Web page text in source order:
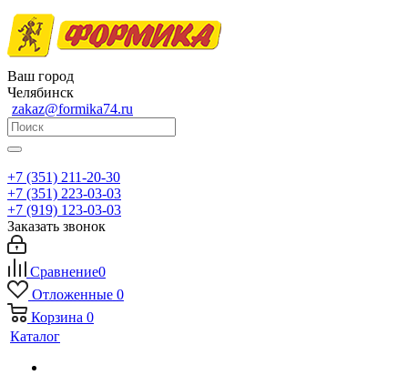
Ваш город
Челябинск
zakaz@formika74.ru
+7 (351) 211-20-30
+7 (351) 223-03-03
+7 (919) 123-03-03
Заказать звонок
Сравнение0
Отложенные 0
Корзина 0
Каталог